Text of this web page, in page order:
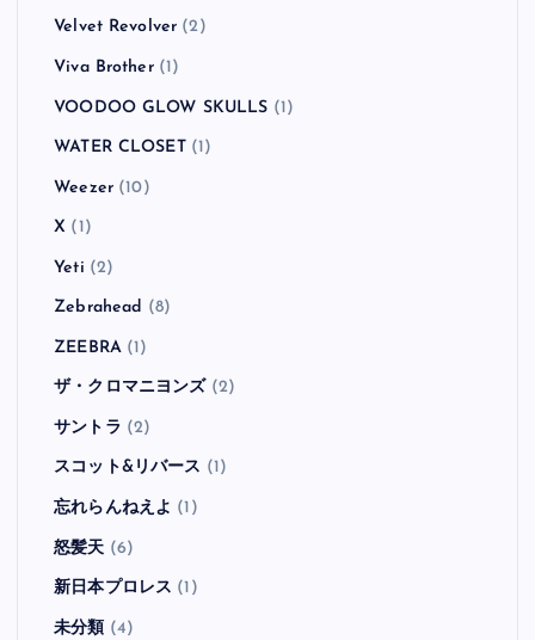
Velvet Revolver (2)
Viva Brother(1)
VOODOO GLOW SKULLS (1)
WATER CLOSET(1)
Weezer(10)
X (1)
Yeti (2)
Zebrahead (8)
ZEEBRA(1)
ザ・クロマニヨンズ (2)
サントラ (2)
スコット&リバース (1)
忘れらんねえよ (1)
怒髪天 (6)
新日本プロレス (1)
未分類 (4)